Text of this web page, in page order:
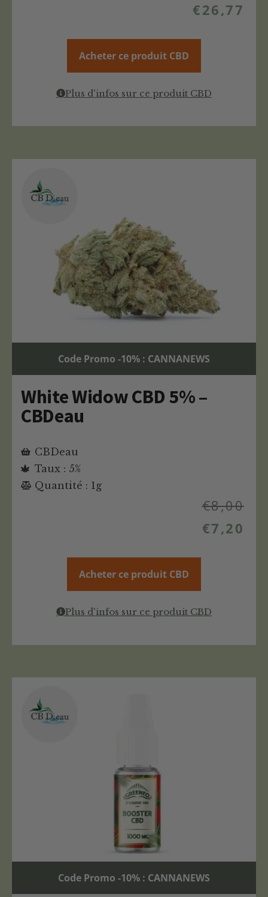
€26,77
Acheter ce produit CBD
Plus d'infos sur ce produit CBD
Code Promo -10% : CANNANEWS
White Widow CBD 5% –
CBDeau
CBDeau
Taux : 5%
Quantité : 1g
€8,00
€7,20
Acheter ce produit CBD
Plus d'infos sur ce produit CBD
Code Promo -10% : CANNANEWS